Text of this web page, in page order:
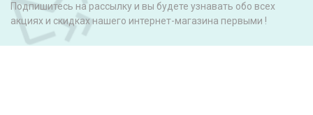
Подпишитесь на рассылку и вы будете узнавать обо всех
акциях и скидках нашего интернет-магазина первыми !